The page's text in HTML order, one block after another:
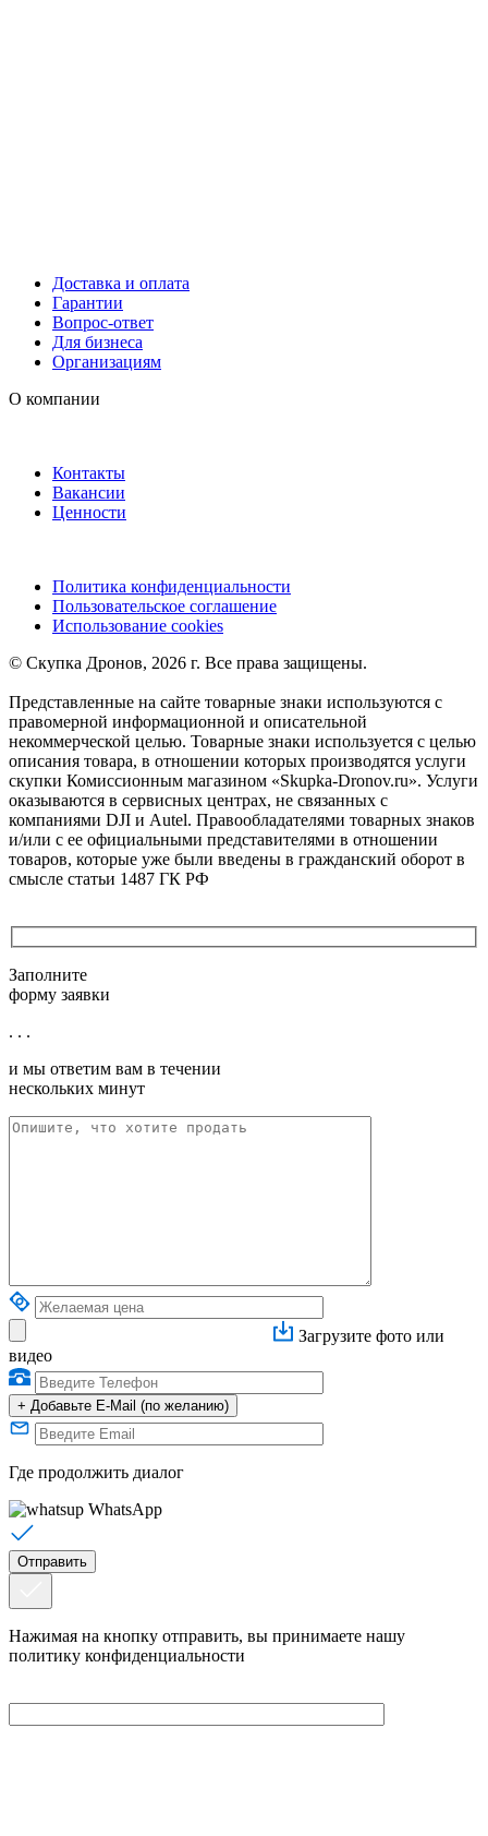
Доставка и оплата
Гарантии
Вопрос-ответ
Для бизнеса
Организациям
О компании
Контакты
Вакансии
Ценности
Политика конфиденциальности
Пользовательское соглашение
Использование cookies
©️ Скупка Дронов, 2026 г. Все права защищены.
Представленные на сайте товарные знаки используются с
правомерной информационной и описательной
некоммерческой целью. Товарные знаки используется с целью
описания товара, в отношении которых производятся услуги
скупки Комиссионным магазином «Skupka-Dronov.ru». Услуги
оказываются в сервисных центрах, не связанных с
компаниями DJI и Autel. Правообладателями товарных знаков
и/или с ее официальными представителями в отношении
товаров, которые уже были введены в гражданский оборот в
смысле статьи 1487 ГК РФ
Заполните
форму заявки
. . .
и мы ответим вам в течении
нескольких минут
Загрузите фото или
видео
+ Добавьте E-Mail (по желанию)
Где продолжить диалог
WhatsApp
Нажимая на кнопку отправить, вы принимаете нашу
политику конфиденциальности